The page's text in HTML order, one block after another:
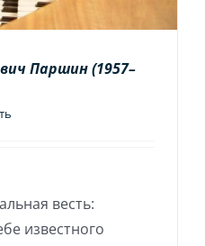
Паршин (1957–
весть:
известного